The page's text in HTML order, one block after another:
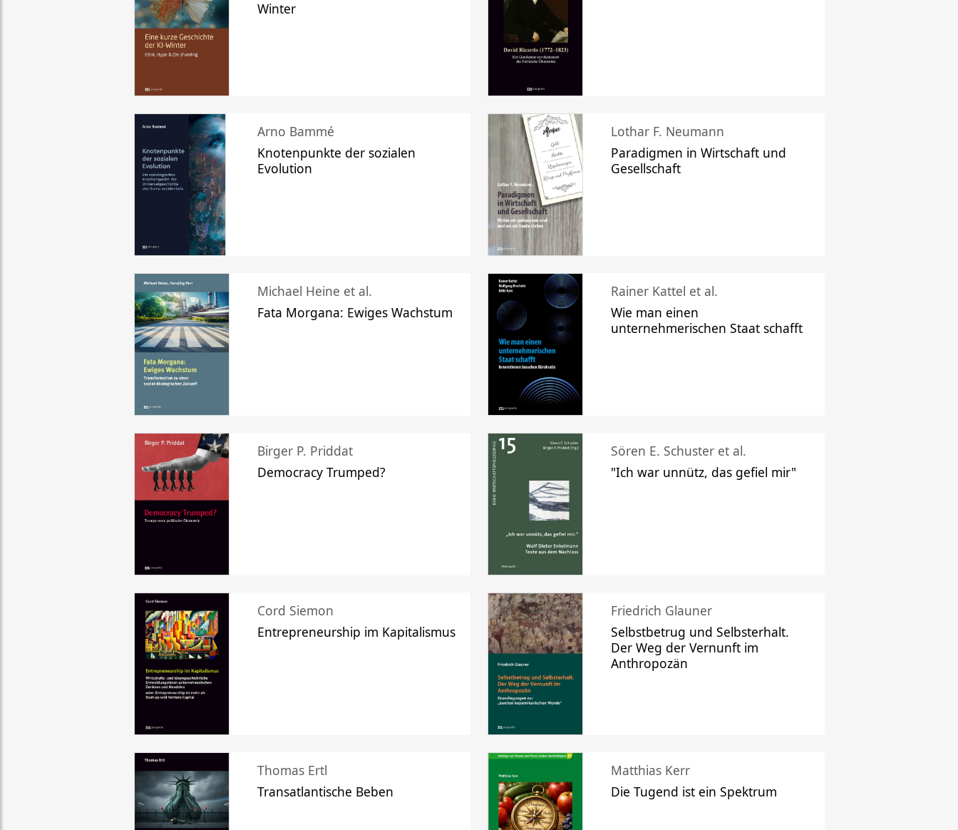
Winter
Arno Bammé
Knotenpunkte der sozialen
Evolution
Lothar F. Neumann
Paradigmen in Wirtschaft und
Gesellschaft
Michael Heine et al.
Fata Morgana: Ewiges Wachstum
Rainer Kattel et al.
Wie man einen
unternehmerischen Staat schafft
Birger P. Priddat
Democracy Trumped?
Sören E. Schuster et al.
"Ich war unnütz, das gefiel mir"
Cord Siemon
Entrepreneurship im Kapitalismus
Friedrich Glauner
Selbstbetrug und Selbsterhalt.
Der Weg der Vernunft im
Anthropozän
Thomas Ertl
Transatlantische Beben
Matthias Kerr
Die Tugend ist ein Spektrum